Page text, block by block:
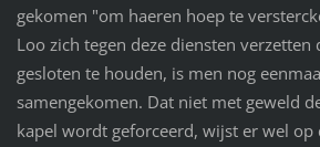
gekomen "om haeren hoep te
Loo zich tegen deze diensten verzetten
gesloten te houden, is men nog
samengekomen. Dat niet met geweld
kapel wordt geforceerd, wijst er wel op